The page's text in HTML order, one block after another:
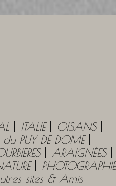
ITALIE
OISANS
du PUY DE DOME
ARAIGNÉES
PHOTOGRAPHIE
sites & Amis